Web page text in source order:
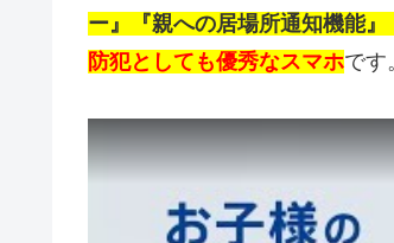
ー』『親への居場所通知機能
防犯としても優秀なスマホです